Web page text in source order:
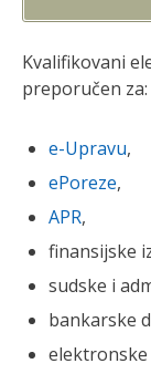
Kvalifikovani
preporučen za:
e-Upravu,
ePoreze,
APR,
finansijske
sudske i
bankarske